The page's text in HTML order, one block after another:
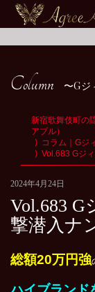
Column Gジ
新宿歌舞伎町の
アブル）
コラム｜Gジ
Vol.683 Gジ
2024年4月24日
Vol.683
撃潜入ナ
総額20万円強